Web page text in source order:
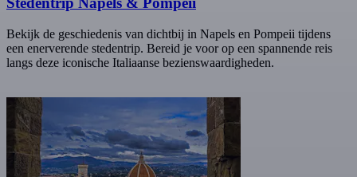
Bekijk de geschiedenis van dichtbij in Napels en Pompeii tijdens
een enerverende stedentrip. Bereid je voor op een spannende reis
langs deze iconische Italiaanse bezienswaardigheden.